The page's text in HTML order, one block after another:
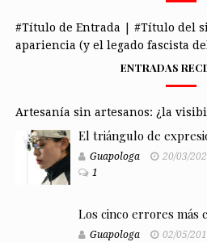
#Título de Entrada | #Título del
apariencia (y el legado fascista
ENTRADAS
Artesanía sin artesanos: ¿la
El triángulo de
Guapologa 20/03/
1
Los cinco errores más
Guapologa 02/05/